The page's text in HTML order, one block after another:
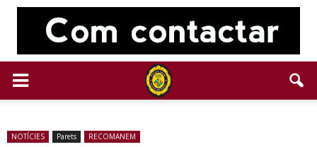
NOTÍCIES Parets RECOMANEM